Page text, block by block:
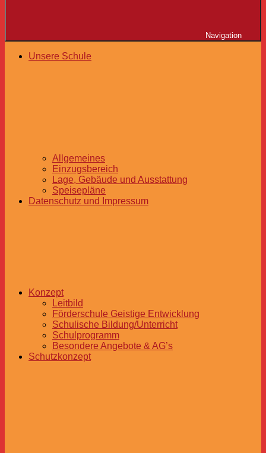
Navigation
Unsere Schule
Allgemeines
Einzugsbereich
Lage, Gebäude und Ausstattung
Speisepläne
Datenschutz und Impressum
Konzept
Leitbild
Förderschule Geistige Entwicklung
Schulische Bildung/Unterricht
Schulprogramm
Besondere Angebote & AG’s
Schutzkonzept